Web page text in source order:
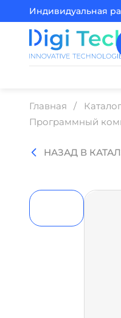
Индивидуальная
Главная Каталог
Программный
НАЗАД В